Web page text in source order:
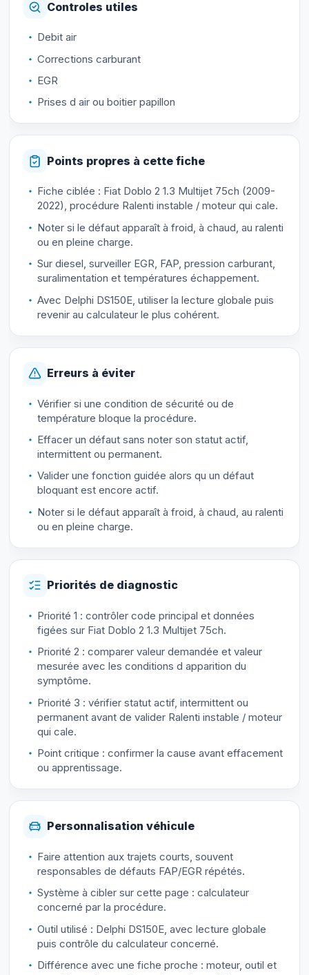
Controles utiles
Debit air
Corrections carburant
EGR
Prises d air ou boitier papillon
Points propres à cette fiche
Fiche ciblée : Fiat Doblo 2 1.3 Multijet 75ch (2009-
2022), procédure Ralenti instable / moteur qui cale.
Noter si le défaut apparaît à froid, à chaud, au ralenti
ou en pleine charge.
Sur diesel, surveiller EGR, FAP, pression carburant,
suralimentation et températures échappement.
Avec Delphi DS150E, utiliser la lecture globale puis
revenir au calculateur le plus cohérent.
Erreurs à éviter
Vérifier si une condition de sécurité ou de
température bloque la procédure.
Effacer un défaut sans noter son statut actif,
intermittent ou permanent.
Valider une fonction guidée alors qu un défaut
bloquant est encore actif.
Noter si le défaut apparaît à froid, à chaud, au ralenti
ou en pleine charge.
Priorités de diagnostic
Priorité 1 : contrôler code principal et données
figées sur Fiat Doblo 2 1.3 Multijet 75ch.
Priorité 2 : comparer valeur demandée et valeur
mesurée avec les conditions d apparition du
symptôme.
Priorité 3 : vérifier statut actif, intermittent ou
permanent avant de valider Ralenti instable / moteur
qui cale.
Point critique : confirmer la cause avant effacement
ou apprentissage.
Personnalisation véhicule
Faire attention aux trajets courts, souvent
responsables de défauts FAP/EGR répétés.
Système à cibler sur cette page : calculateur
concerné par la procédure.
Outil utilisé : Delphi DS150E, avec lecture globale
puis contrôle du calculateur concerné.
Différence avec une fiche proche : moteur, outil et